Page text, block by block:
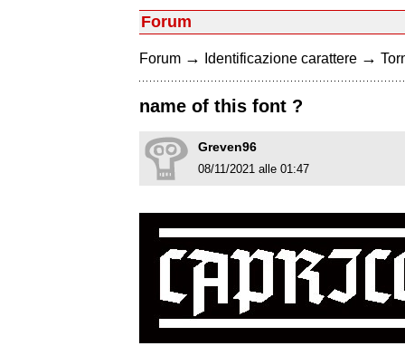
Forum
Forum → Identificazione carattere →
name of this font ?
Greven96
08/11/2021 alle 01:47